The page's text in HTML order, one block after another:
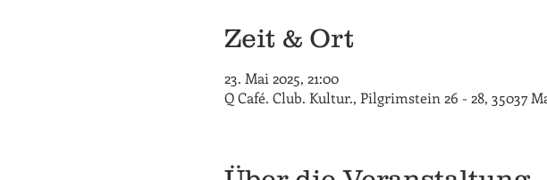
Zeit & Ort
23. Mai 2025, 21:00
Q Café. Club. Kultur., Pilgrimstein 26 - 28, 35037